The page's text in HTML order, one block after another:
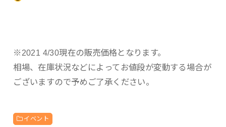
※2021 4/30現在の販売価格となります。
相場、在庫状況などによってお値段が変動する場合が
ございますので予めご了承ください。
イベント